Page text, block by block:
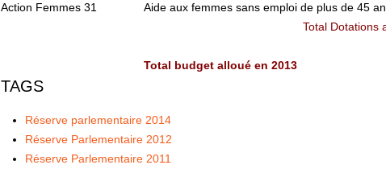
Action Femmes 31
Aide aux femmes sans emploi de plus de 45
Total Dotations
Total budget alloué en 2013
TAGS
Réserve parlementaire 2014
Réserve Parlementaire 2012
Réserve Parlementaire 2011